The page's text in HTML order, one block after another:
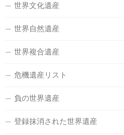
世界文化遺産
世界自然遺産
世界複合遺産
危機遺産リスト
負の世界遺産
登録抹消された世界遺産